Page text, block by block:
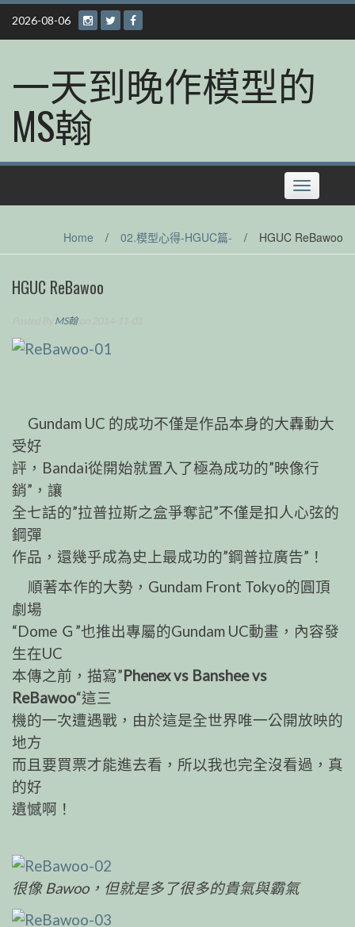
Skip
content
2026-08-06
一天到晚作模型的
MS翰
Toggle
navigation
Home / 02.模型心得-HGUC篇- / HGUC ReBawoo
HGUC ReBawoo
MS翰on 2014-11-01
Gundam UC 的成功不僅是作品本身的大轟動大
受好
評，Bandai從開始就置入了極為成功的”映像行
銷”，讓
全七話的”拉普拉斯之盒爭奪記”不僅是扣人心弦的
鋼彈
作品，還幾乎成為史上最成功的”鋼普拉廣告”！
順著本作的大勢，Gundam Front Tokyo的圓頂
劇場
“Dome Ｇ”也推出專屬的Gundam UC動畫，內容發
生在UC
本傳之前，描寫”Phenex vs Banshee vs
ReBawoo“這三
機的一次遭遇戰，由於這是全世界唯一公開放映的
地方
而且要買票才能進去看，所以我也完全沒看過，真
的好
遺憾啊！
很像 Bawoo，但就是多了很多的貴氣與霸氣